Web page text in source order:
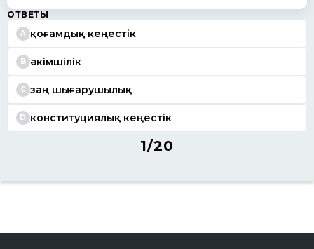
ОТВЕТЫ
A қоғамдық кеңестік
B әкімшілік
C заң шығарушылық
D конституциялық кеңестік
1/20